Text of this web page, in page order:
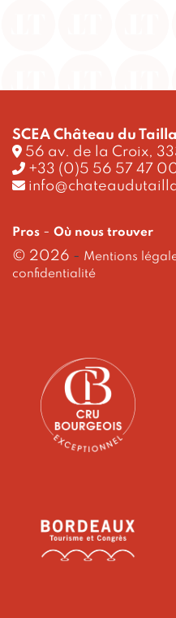
SCEA Château du
56 av. de la Croix,
+33 (0)5 56 57 47
Pros - Où nous trouver
© 2026 - Mentions
confidentialité